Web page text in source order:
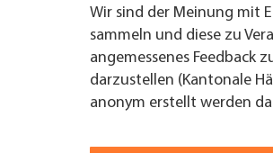
Wir sind der Meinung mit
sammeln und diese zu
angemessenes
darzustellen (Kantonale
anonym erstellt werden